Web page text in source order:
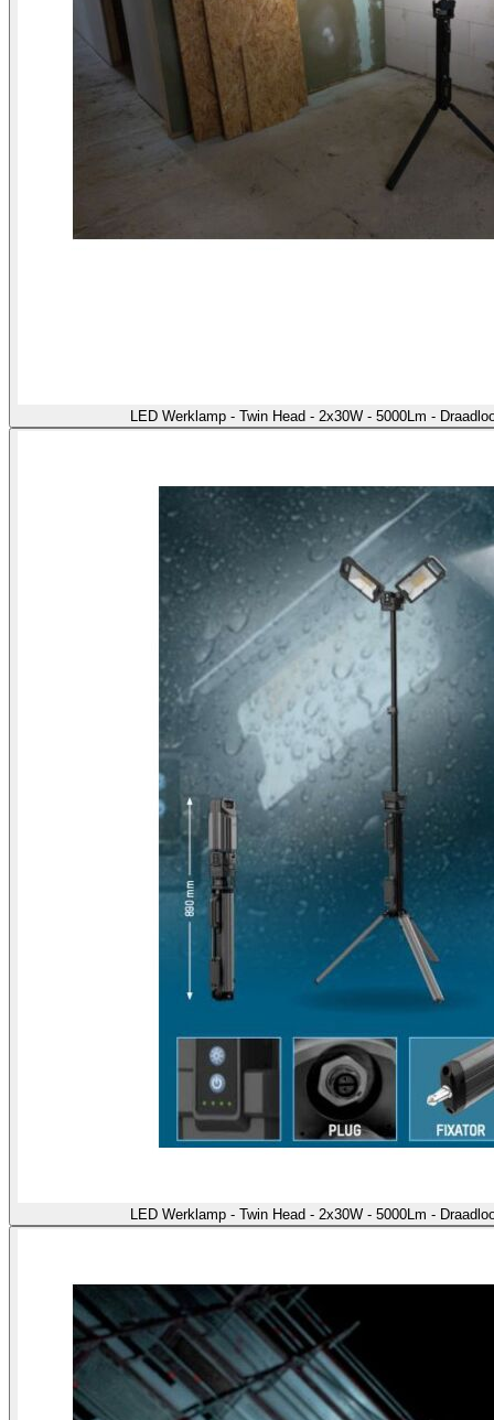
LED Werklamp - Twin Head - 2x30W - 5000Lm -
LED Werklamp - Twin Head - 2x30W - 5000Lm -